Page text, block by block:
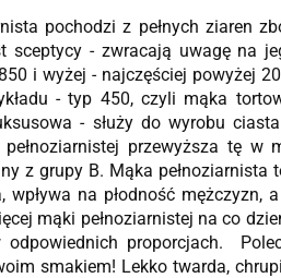
pochodzi z pełnych ziaren
sceptycy - zwracają uwagę na
i wyżej - najczęściej powyżej
- typ 450, czyli mąka
- służy do wyrobu
przewyższa tę w
z grupy B. Mąka pełnoziarnista
wpływa na płodność mężczyzn,
mąki pełnoziarnistej na co
proporcjach.
smakiem! Lekko twarda,